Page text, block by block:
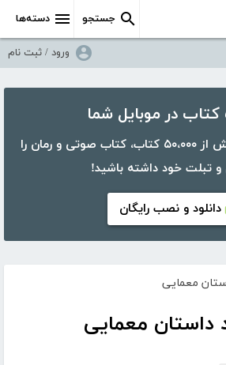
دسته‌ها جستجو
ورود / ثبت نام
با اپلیکیشن کتابراه، بیش از ۵۰،۰۰۰ کتاب، کتاب صوتی و رمان را
و تبلت خود داشته باشید!
دانلود و نصب رایگان
معمایی
داستان معمایی